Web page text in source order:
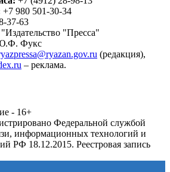
+7 980 501-30-34
37-63
"Пресса"
Фукс
(редакция),
– реклама.
- 16+
Федеральной службой
информационных технологий и
РФ 18.12.2015. Реестровая запись